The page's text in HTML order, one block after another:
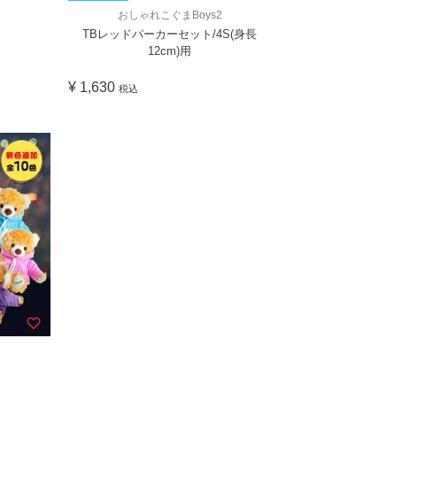
おしゃれこぐまBoys2
TBレッドパーカーセット/4S(身長
12cm)用
¥ 1,630 税込